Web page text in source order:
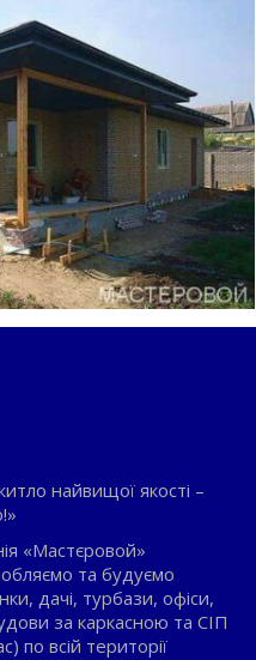
найвищої якості –
«Мастєровой»
та будуємо
дачі, турбази, офіси,
за каркасною та СІП
по всій території